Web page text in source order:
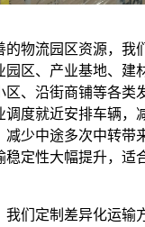
的物流园区资源，我
园区、产业基地、建
区、沿街商铺等各类
调度就近安排车辆，
减少中途多次中转带
稳定性大幅提升，适
我们定制差异化运输